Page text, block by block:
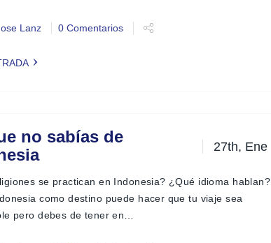
Lanz 0 Comentarios
no sabías de
27th, Ene
se practican en Indonesia? ¿Qué idioma hablan?
como destino puede hacer que tu viaje sea
pero debes de tener en…